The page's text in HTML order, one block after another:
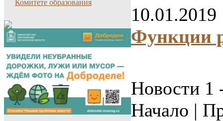
Комитете образования
10.01.2019
Функции
Новости 1
Начало |